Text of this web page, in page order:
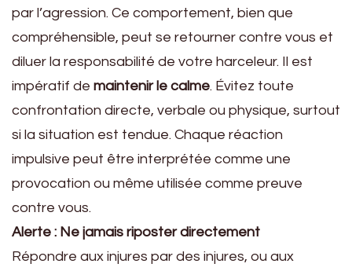
par l’agression. Ce comportement, bien que
compréhensible, peut se retourner contre vous et
diluer la responsabilité de votre harceleur. Il est
impératif de maintenir le calme. Évitez toute
confrontation directe, verbale ou physique, surtout
si la situation est tendue. Chaque réaction
impulsive peut être interprétée comme une
provocation ou même utilisée comme preuve
contre vous.
Alerte : Ne jamais riposter directement
Répondre aux injures par des injures, ou aux